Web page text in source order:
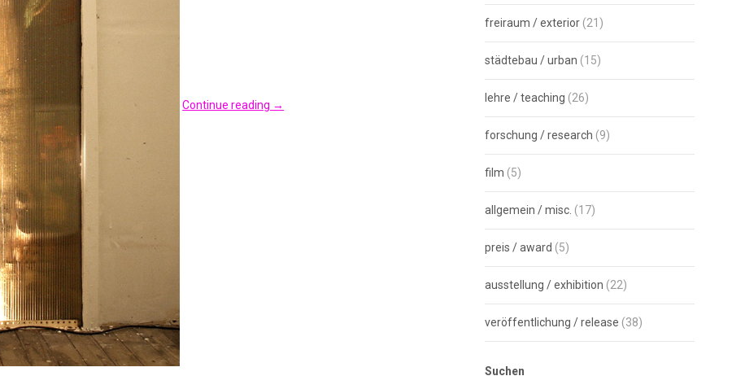
Continue reading →
freiraum / exterior (21)
städtebau / urban (15)
lehre / teaching (26)
forschung / research (9)
film (5)
allgemein / misc. (17)
preis / award (5)
ausstellung / exhibition (22)
veröffentlichung / release (38)
Suchen